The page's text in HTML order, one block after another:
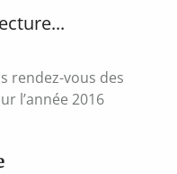
rendez-vous des
l’année 2016